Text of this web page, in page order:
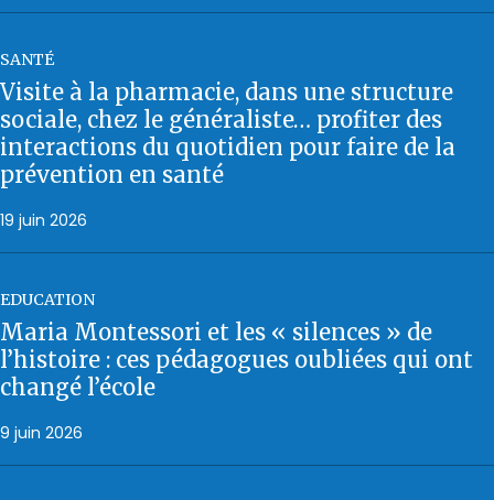
SANTÉ
Visite à la pharmacie, dans une structure
sociale, chez le généraliste… profiter des
interactions du quotidien pour faire de la
prévention en santé
19 juin 2026
EDUCATION
Maria Montessori et les « silences » de
l’histoire : ces pédagogues oubliées qui ont
changé l’école
9 juin 2026